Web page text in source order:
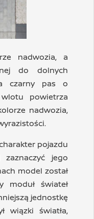
nadwozia, a
do dolnych
czarny pas o
powietrza
nadwozia,
pojazdu
jego
model został
moduł świateł
jednostkę
wiązki światła,